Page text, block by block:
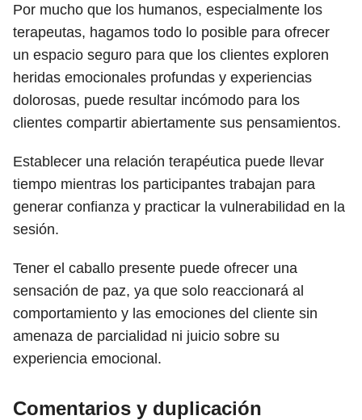
Por mucho que los humanos, especialmente los
terapeutas, hagamos todo lo posible para ofrecer
un espacio seguro para que los clientes exploren
heridas emocionales profundas y experiencias
dolorosas, puede resultar incómodo para los
clientes compartir abiertamente sus pensamientos.
Establecer una relación terapéutica puede llevar
tiempo mientras los participantes trabajan para
generar confianza y practicar la vulnerabilidad en la
sesión.
Tener el caballo presente puede ofrecer una
sensación de paz, ya que solo reaccionará al
comportamiento y las emociones del cliente sin
amenaza de parcialidad ni juicio sobre su
experiencia emocional.
Comentarios y duplicación